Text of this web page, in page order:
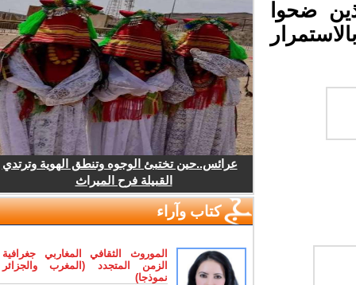
ضحوا
عرائس..حين تختبئ الوجوه وتنطق الهوية وترتدي
القبيلة فرح الميراث
كتاب وآراء
الموروث الثقافي المغاربي جغرافية
الزمن المتجدد (المغرب والجزائر
نموذجا)